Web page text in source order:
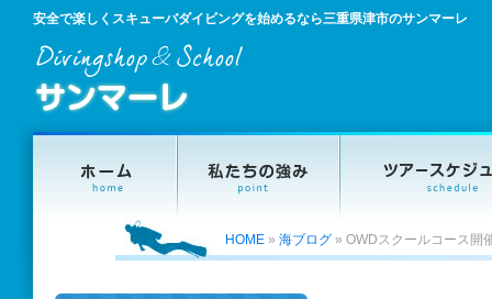
安全で楽しくスキューバダイビングを始めるなら三重県津市のサンマーレ
HOME » 海ブログ » OWDスクールコース開